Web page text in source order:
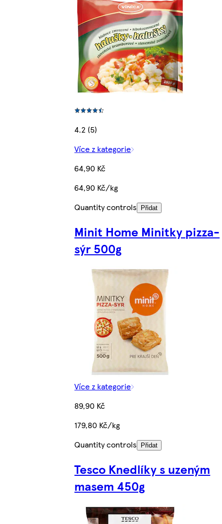
4.2 (5)
Více z kategorie
64,90 Kč
64,90 Kč/kg
Quantity controls Přidat
Minit Home Minitky pizza-
sýr 500g
Více z kategorie
89,90 Kč
179,80 Kč/kg
Quantity controls
Přidat
Tesco Knedlíky s uzeným
masem 450g